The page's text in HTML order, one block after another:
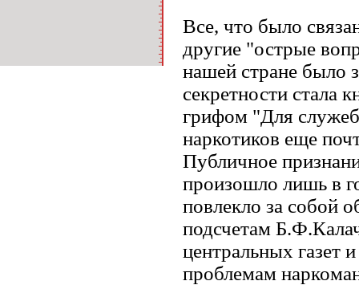
Все, что было
другие "острые
нашей стране было
секретности стала
грифом "Для
наркотиков еще
Публичное
произошло лишь в
повлекло за собой
подсчетам
центральных газет
проблемам